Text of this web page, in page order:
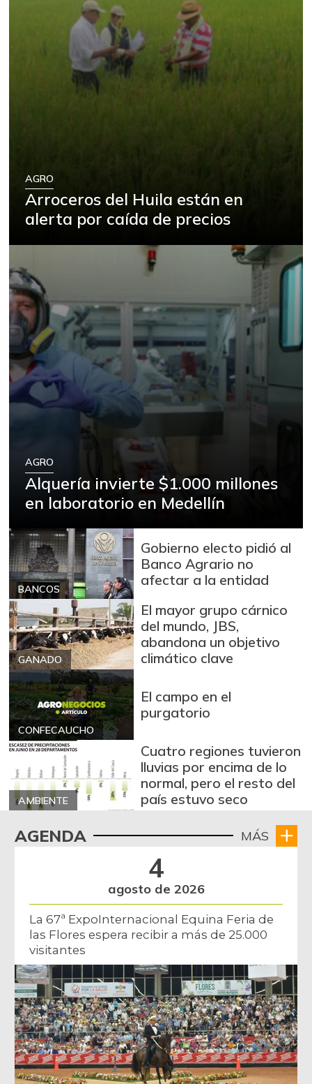
AGRO
Arroceros del Huila están en
alerta por caída de precios
AGRO
Alquería invierte $1.000 millones
en laboratorio en Medellín
BANCOS
Gobierno electo pidió al
Banco Agrario no
afectar a la entidad
GANADO
El mayor grupo cárnico
del mundo, JBS,
abandona un objetivo
climático clave
CONFECAUCHO
El campo en el
purgatorio
AMBIENTE
Cuatro regiones tuvieron
lluvias por encima de lo
normal, pero el resto del
país estuvo seco
AGENDA MÁS
4
agosto de 2026
La 67ª ExpoInternacional Equina Feria de
las Flores espera recibir a más de 25.000
visitantes